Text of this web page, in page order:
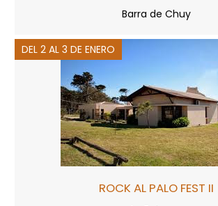
Barra de Chuy
DEL 2 AL 3 DE ENERO
ROCK AL PALO FEST II